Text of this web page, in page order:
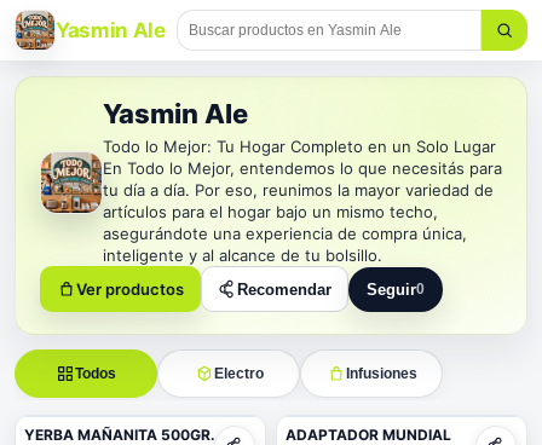
Yasmin Ale
Yasmin Ale
Todo lo Mejor: Tu Hogar Completo en un Solo Lugar ​
En Todo lo Mejor, entendemos lo que necesitás para
tu día a día. Por eso, reunimos la mayor variedad de
artículos para el hogar bajo un mismo techo,
asegurándote una experiencia de compra única,
inteligente y al alcance de tu bolsillo.
Ver productos
Recomendar Seguir0
Seguir a Yasmin Ale
Todos Electro Infusiones
YERBA MAÑANITA 500GR. ADAPTADOR MUNDIAL